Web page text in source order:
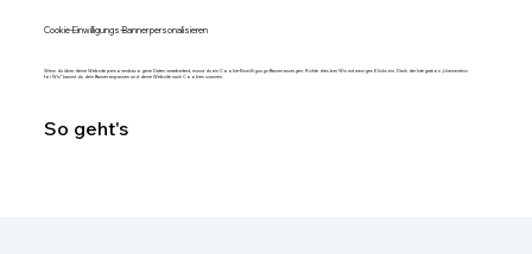
Cookie-Einwilligungs-Banner personalisieren
Wenn du über deine Website personenbezogene Daten verarbeitest, musst du ein Cookie-Einwilligungs-Banner anzeigen. Richte dies bei Wix mit wenigen Klicks ein. Dank der Integration „Usercentrics
for Wix“ kannst du dein Banner anpassen und deine Website nach Cookies scannen.
So geht's